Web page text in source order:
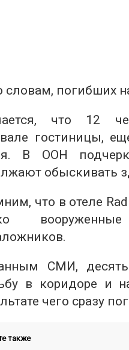
словам, погибших
что 12
гостиницы,
В ООН
обыскивать
что в отеле
СМИ, десять
в коридоре и
чего сразу
также